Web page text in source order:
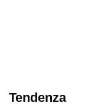
Tendenza